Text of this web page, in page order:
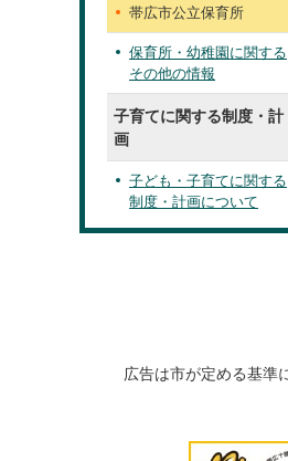
帯広市公立保育所
保育所・幼稚園に関する
その他の情報
子育てに関する制度・計
画
子ども・子育てに関する
制度・計画について
広告は市が定める基準